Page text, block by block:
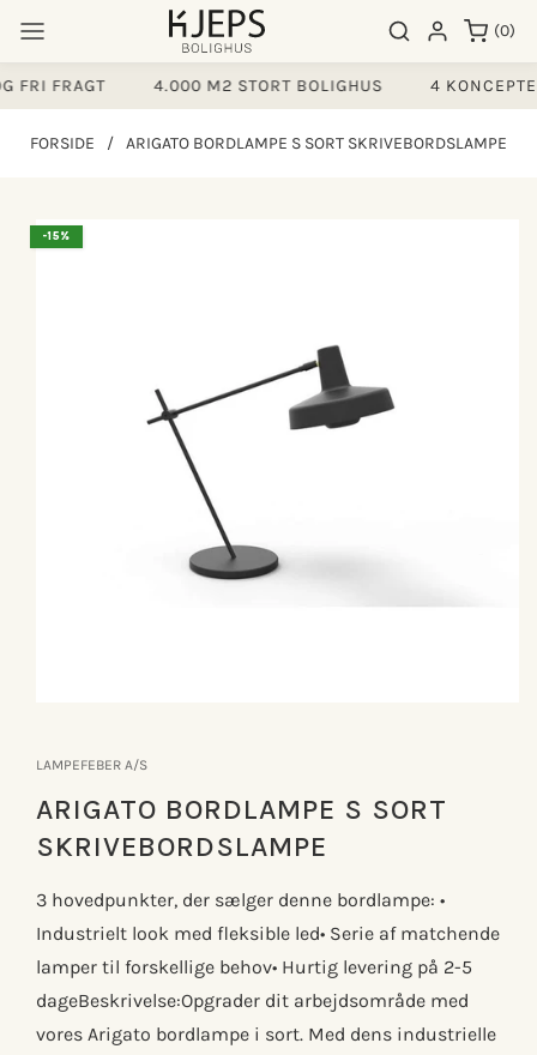
indhold
Søgeresultater
Log ind (0)
0
varer
FRAGT 4.000 M2 STORT BOLIGHUS 4
FORSIDE / ARIGATO BORDLAMPE S SORT SKRIVEBORDSLAMPE
-15%
til
iLAMPEFEBER A/S
ARIGATO BORDLAMPE S SORT
SKRIVEBORDSLAMPE
3 hovedpunkter, der sælger denne bordlampe: •
Industrielt look med fleksible led• Serie af matchende
lamper til forskellige behov• Hurtig levering på 2-5
dageBeskrivelse:Opgrader dit arbejdsområde med
vores Arigato bordlampe i sort. Med dens industrielle